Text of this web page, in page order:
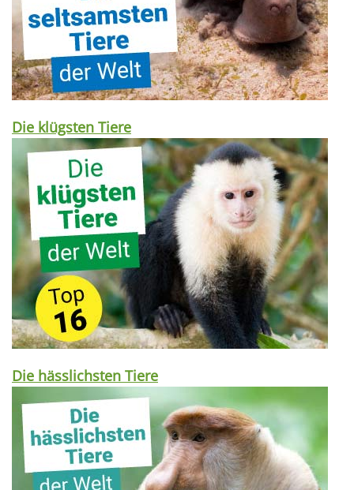
Die klügsten Tiere
Die hässlichsten Tiere